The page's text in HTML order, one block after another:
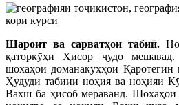
Шароит ва сарватҳои табиӣ.
қаторкӯҳи Ҳисор ҷудо
шохаҳои доманакӯҳҳои
Ҳудуди табиии ноҳия ва ноҳияи
Вахш ба ҳисоб мераванд. Шохаҳои